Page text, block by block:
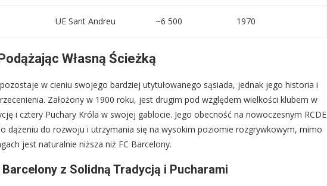
UE Sant Andreu ~6 500 1970
Własną Ścieżką
w cieniu swojego bardziej utytułowanego sąsiada, jednak jego historia i
Założony w 1900 roku, jest drugim pod względem wielkości klubem w
i cztery Puchary Króla w swojej gablocie. Jego obecność na nowoczesnym RCDE
dążeniu do rozwoju i utrzymania się na wysokim poziomie rozgrywkowym, mimo
jest naturalnie niższa niż FC Barcelony.
Barcelony z Solidną Tradycją i Pucharami